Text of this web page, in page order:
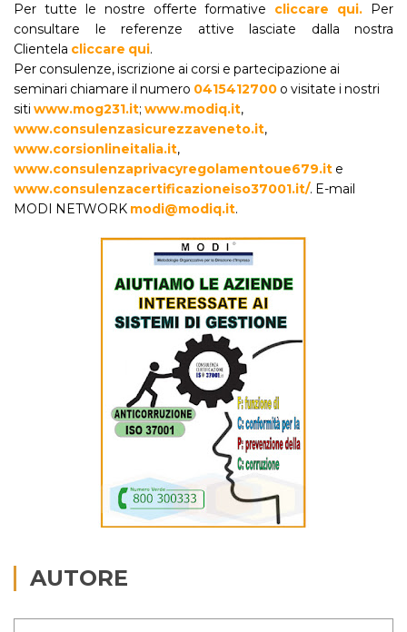
Per tutte le nostre offerte formative cliccare qui. Per
consultare le referenze attive lasciate dalla nostra
Clientela cliccare qui.
Per consulenze, iscrizione ai corsi e partecipazione ai
seminari chiamare il numero 0415412700 o visitate i nostri
siti www.mog231.it; www.modiq.it,
www.consulenzasicurezzaveneto.it,
www.corsionlineitalia.it,
www.consulenzaprivacyregolamentoue679.it e
www.consulenzacertificazioneiso37001.it/. E-mail
MODI NETWORK modi@modiq.it.
AUTORE